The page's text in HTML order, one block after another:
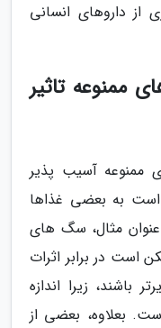
از داروهای انسانی
ممنوعه تاثیر
ممنوعه آسیب پذیر
است به بعضی غذاها
مثال، سگ های
است در برابر اثرات
باشند، زیرا اندازه
بعلاوه، بعضی از